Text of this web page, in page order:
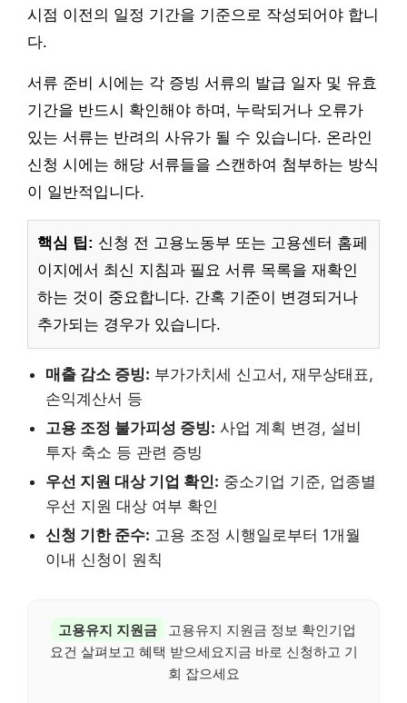
시점 이전의 일정 기간을 기준으로 작성되어야 합니
다.
서류 준비 시에는 각 증빙 서류의 발급 일자 및 유효
기간을 반드시 확인해야 하며, 누락되거나 오류가
있는 서류는 반려의 사유가 될 수 있습니다. 온라인
신청 시에는 해당 서류들을 스캔하여 첨부하는 방식
이 일반적입니다.
핵심 팁: 신청 전 고용노동부 또는 고용센터 홈페
이지에서 최신 지침과 필요 서류 목록을 재확인
하는 것이 중요합니다. 간혹 기준이 변경되거나
추가되는 경우가 있습니다.
매출 감소 증빙: 부가가치세 신고서, 재무상태표,
손익계산서 등
고용 조정 불가피성 증빙: 사업 계획 변경, 설비
투자 축소 등 관련 증빙
우선 지원 대상 기업 확인: 중소기업 기준, 업종별
우선 지원 대상 여부 확인
신청 기한 준수: 고용 조정 시행일로부터 1개월
이내 신청이 원칙
고용유지 지원금
고용유지 지원금 정보 확인기업
요건 살펴보고 혜택 받으세요지금 바로 신청하고 기
회 잡으세요